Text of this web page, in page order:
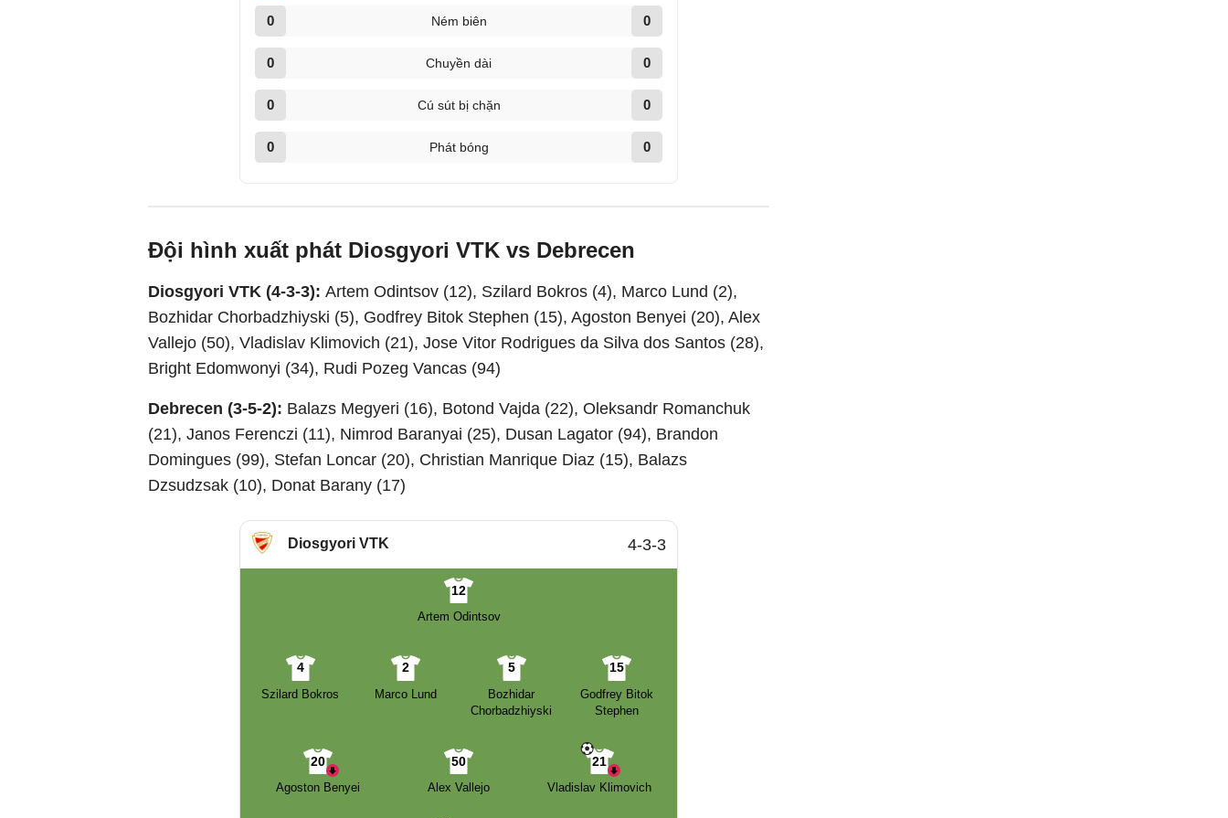
0 Ném biên 0
0 Chuyền dài 0
0 Cú sút bị chặn 0
0 Phát bóng 0
Đội hình xuất phát Diosgyori VTK vs Debrecen
Diosgyori VTK (4-3-3): Artem Odintsov (12), Szilard Bokros (4), Marco Lund (2),
Bozhidar Chorbadzhiyski (5), Godfrey Bitok Stephen (15), Agoston Benyei (20), Alex
Vallejo (50), Vladislav Klimovich (21), Jose Vitor Rodrigues da Silva dos Santos (28),
Bright Edomwonyi (34), Rudi Pozeg Vancas (94)
Debrecen (3-5-2): Balazs Megyeri (16), Botond Vajda (22), Oleksandr Romanchuk
(21), Janos Ferenczi (11), Nimrod Baranyai (25), Dusan Lagator (94), Brandon
Domingues (99), Stefan Loncar (20), Christian Manrique Diaz (15), Balazs
Dzsudzsak (10), Donat Barany (17)
Diosgyori VTK 4-3-3
12
Artem Odintsov
4
Szilard Bokros
2
Marco Lund
5
Bozhidar
Chorbadzhiyski
15
Godfrey Bitok
Stephen
20
Agoston Benyei
50
Alex Vallejo
21
Vladislav Klimovich